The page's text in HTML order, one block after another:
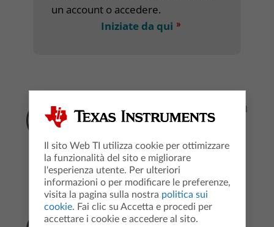
un account o accedere.
Iniziate da qui
Manutenzione della batteria
Ulteriori informazioni sulla
manutenzione della batteria
ricaricabile della calcolatrice.
Scopri di più
Assistenza clienti
Il sito Web TI utilizza cookie per ottimizzare
la funzionalità del sito e migliorare
l'esperienza utente. Per ulteriori
informazioni o per modificare le preferenze,
visita la pagina sulla nostra politica sui
cookie. Fai clic su Accetta e procedi per
accettare i cookie e accedere al sito.